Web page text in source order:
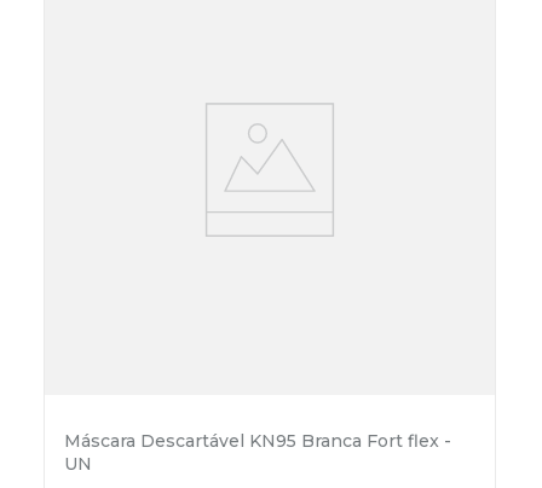
Máscara Descartável KN95 Branca Fort flex -
UN